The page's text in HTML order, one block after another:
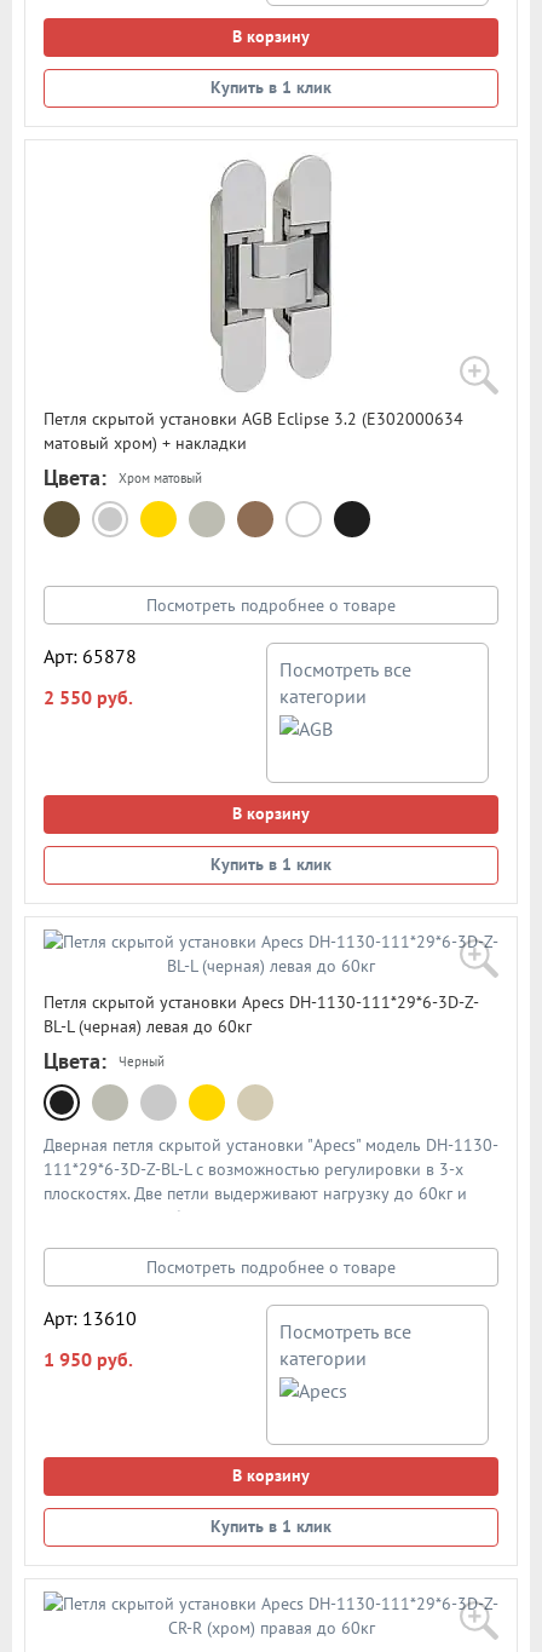
В корзину
Купить в 1 клик
Петля скрытой установки AGB Eclipse 3.2 (Е302000634
матовый хром) + накладки
Цвета: Хром матовый
Посмотреть подробнее о товаре
Арт: 65878
2 550 руб.
Посмотреть все
категории
В корзину
Купить в 1 клик
Петля скрытой установки Apecs DH-1130-111*29*6-3D-Z-
BL-L (черная) левая до 60кг
Цвета: Черный
Дверная петля скрытой установки "Apecs" модель DH-1130-
111*29*6-3D-Z-BL-L с возможностью регулировки в 3-х
плоскостях. Две петли выдерживают нагрузку до 60кг и
подходят для любых межкомнатных дверей толщиной от
петли: высота - 111мм, ширина - 29мм. Тип открывания -
левая. Цвет: черная
Посмотреть подробнее о товаре
Арт: 13610
1 950 руб.
Посмотреть все
категории
В корзину
Купить в 1 клик